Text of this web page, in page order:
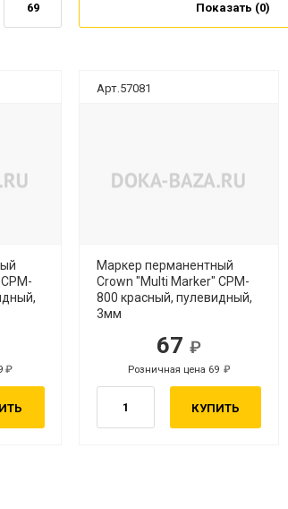
Показать (0)
Арт.57081
Маркер перманентный
Crown "Multi Marker" CPM-
800 красный, пулевидный,
3мм
67
Розничная цена 69
КУПИТЬ